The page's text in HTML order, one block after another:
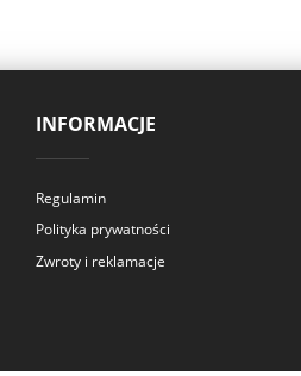
INFORMACJE
Regulamin
Polityka prywatności
Zwroty i reklamacje